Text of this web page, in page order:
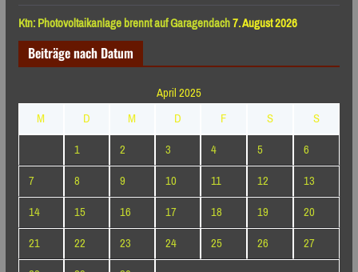
Ktn: Photovoltaikanlage brennt auf Garagendach7. August 2026
Beiträge nach Datum
April 2025
M
D M D F S
S
1
2 3 4 5
6
7
8 9 10 11 12
13
14
15 16 17 18 19
20
21
22 23 24 25 26
27